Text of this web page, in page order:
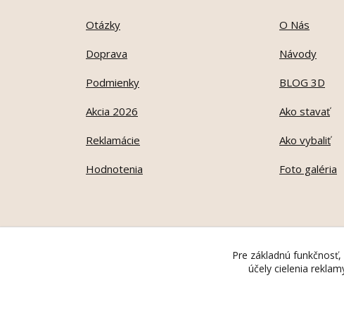
Otázky
Doprava
Podmienky
Akcia 2026
Reklamácie
Hodnotenia
O Nás
Návody
BLOG 3D
Ako stavať
Ako vybaliť
Foto galéria
Pre základnú
účely cielenia